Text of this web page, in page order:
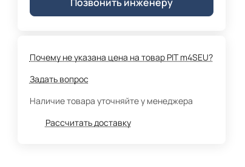
Почему не указана цена на товар PIT m4SEU?
Задать вопрос
Наличие товара уточняйте у менеджера
Рассчитать доставку